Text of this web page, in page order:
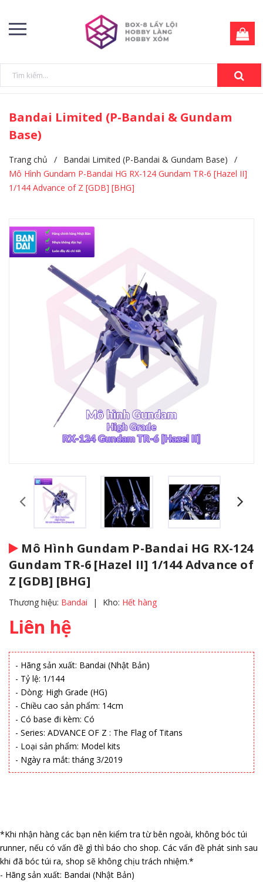
Bandai Limited (P-Bandai & Gundam
Base)
Trang chủ / Bandai Limited (P-Bandai & Gundam Base)
/
Mô Hình Gundam P-Bandai HG RX-124 Gundam TR-6 [Hazel II]
1/144 Advance of Z [GDB] [BHG]
Mô Hình Gundam P-Bandai HG RX-124
Gundam TR-6 [Hazel II] 1/144 Advance of
Z [GDB] [BHG]
Thương hiệu: Bandai | Kho: Hết hàng
Liên hệ
- Hãng sản xuất: Bandai (Nhật Bản)
- Tỷ lệ: 1/144
- Dòng: High Grade (HG)
- Chiều cao sản phẩm: 14cm
- Có base đi kèm: Có
- Series: ADVANCE OF Z : The Flag of Titans
- Loại sản phẩm: Model kits
- Ngày ra mắt: tháng 3/2019
*Khi nhận hàng các bạn nên kiểm tra từ bên ngoài, không bóc túi
runner, nếu có vấn đề gì thì báo cho shop. Các vấn đề phát sinh sau
khi đã bóc túi ra, shop sẽ không chịu trách nhiệm.*
- Hãng sản xuất: Bandai (Nhật Bản)